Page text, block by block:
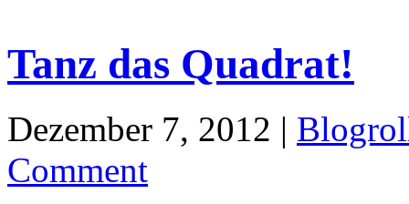
Tanz das Quadrat!
Dezember 7, 2012 |
Comment